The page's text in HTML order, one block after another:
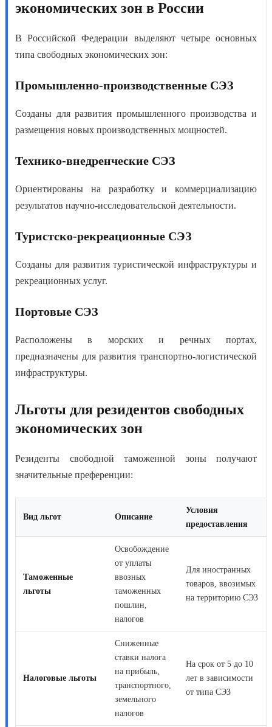
экономических зон в России
В Российской Федерации выделяют четыре основных
типа свободных экономических зон:
Промышленно-производственные СЭЗ
Созданы для развития промышленного производства и
размещения новых производственных мощностей.
Технико-внедренческие СЭЗ
Ориентированы на разработку и коммерциализацию
результатов научно-исследовательской деятельности.
Туристско-рекреационные СЭЗ
Созданы для развития туристической инфраструктуры и
рекреационных услуг.
Портовые СЭЗ
Расположены в морских и речных портах,
предназначены для развития транспортно-логистической
инфраструктуры.
Льготы для резидентов свободных
экономических зон
Резиденты свободной таможенной зоныполучают
значительные преференции:
Вид льгот Описание
Условия
предоставления
Таможенные
льготы
Освобождение
от уплаты
ввозных
таможенных
пошлин,
налогов
Для иностранных
товаров, ввозимых
на территорию СЭЗ
Налоговые льготы
Сниженные
ставки налога
на прибыль,
транспортного,
земельного
налогов
На срок от 5 до 10
лет в зависимости
от типа СЭЗ